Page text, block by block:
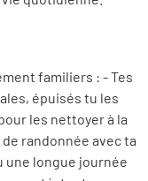
familiers : - Tes
épuisés tu les
les nettoyer à la
randonnée avec ta
une longue journée